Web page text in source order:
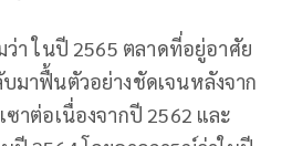
ว่า ในปี 2565 ตลาดที่อยู่อาศัย
มาฟื้นตัวอย่างชัดเจนหลังจาก
าต่อเนื่องจากปี 2562 และ